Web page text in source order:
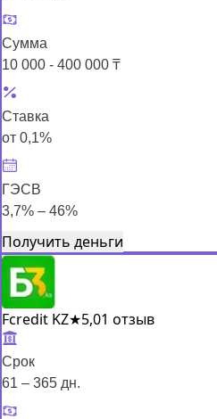
Сумма
10 000 - 400 000 ₸
Ставка
от 0,1%
ГЭСВ
3,7% – 46%
Получить деньги
Fcredit KZ★5,01 отзыв
Срок
61 – 365 дн.